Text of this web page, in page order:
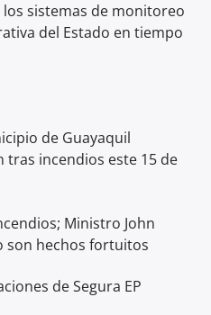
sistemas de monitoreo
del Estado en tiempo
de Guayaquil
incendios este 15 de
Ministro John
son hechos fortuitos
de Segura EP